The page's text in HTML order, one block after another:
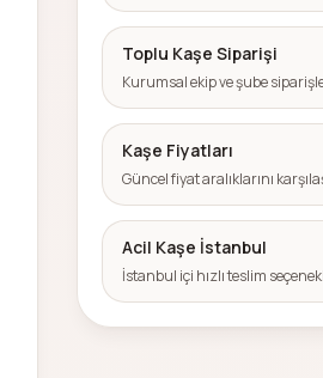
Toplu Kaşe Siparişi
Kurumsal ekip ve şube
Kaşe Fiyatları
Güncel fiyat aralıklarını
Acil Kaşe İstanbul
İstanbul içi hızlı teslim